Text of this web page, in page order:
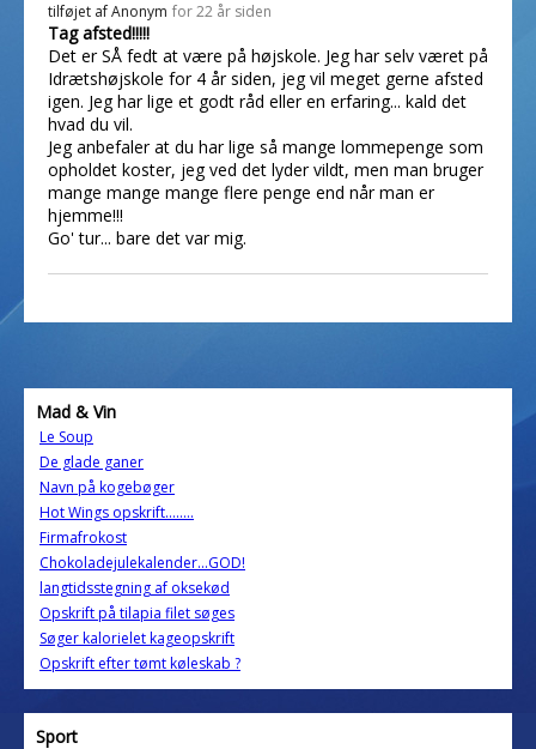
tilføjet afAnonym for 22 år siden
Tag afsted!!!!!
Det er SÅ fedt at være på højskole. Jeg har selv været på
Idrætshøjskole for 4 år siden, jeg vil meget gerne afsted
igen. Jeg har lige et godt råd eller en erfaring... kald det
hvad du vil.
Jeg anbefaler at du har lige så mange lommepenge som
opholdet koster, jeg ved det lyder vildt, men man bruger
mange mange mange flere penge end når man er
hjemme!!!
Go' tur... bare det var mig.
Mad & Vin
Le Soup
De glade ganer
Navn på kogebøger
Hot Wings opskrift........
Firmafrokost
Chokoladejulekalender...GOD!
langtidsstegning af oksekød
Opskrift på tilapia filet søges
Søger kalorielet kageopskrift
Opskrift efter tømt køleskab ?
Sport